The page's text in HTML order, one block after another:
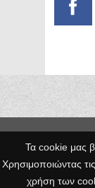
Τα cookie μας
Χρησιμοποιώντας
χρήση των